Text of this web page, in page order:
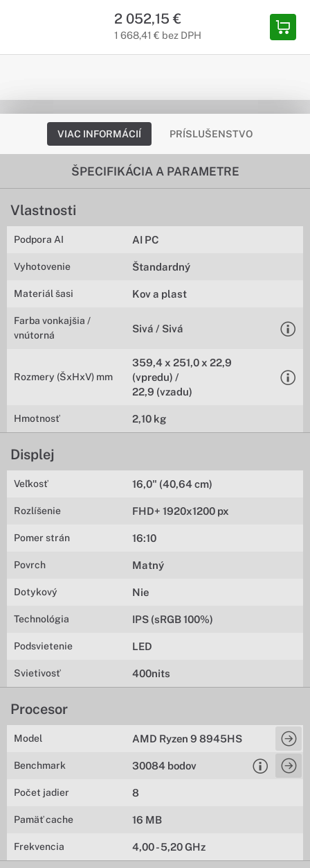
2 052,15 €
1 668,41 € bez DPH
VIAC INFORMÁCIÍ PRÍSLUŠENSTVO
ŠPECIFIKÁCIA A PARAMETRE
Vlastnosti
Podpora AI AI PC
Vyhotovenie Štandardný
Materiál šasi Kov a plast
Farba vonkajšia /
vnútorná
Sivá / Sivá
Rozmery (ŠxHxV) mm
359,4 x 251,0 x 22,9
(vpredu) /
22,9 (vzadu)
Hmotnosť 2,10 kg
Displej
Veľkosť 16,0" (40,64 cm)
Rozlíšenie FHD+ 1920x1200 px
Pomer strán 16:10
Povrch Matný
Dotykový Nie
Technológia IPS (sRGB 100%)
Podsvietenie LED
Svietivosť 400nits
Procesor
Model AMD Ryzen 9 8945HS
Benchmark 30084 bodov
Počet jadier 8
Pamäť cache 16 MB
Frekvencia 4,00 - 5,20 GHz